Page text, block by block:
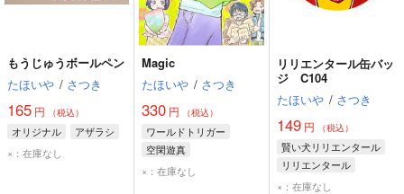
もうじゅうボールペン
たほいや / さつき
165 円 （税込）
オリジナル
アザラシ
×：在庫なし
Magic
たほいや / さつき
330 円 （税込）
ワールドトリガー
空閑遊真
エネドラッド
×：在庫なし
リリエンタール缶バッ
ジ C104
たほいや / さつき
149円 （税込）
賢い犬リリエンタール
リリエンタール
スーパー宇宙ねこ
×：在庫なし